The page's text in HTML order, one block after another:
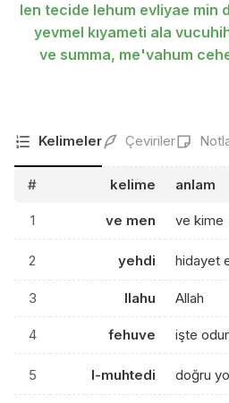
len tecide lehum evliyae min
yevmel kıyameti ala
ve summa, me'vahum
Kelimeler Çeviriler
# kelime anlam
1 ve men ve kime
2 yehdi hidayet
3 llahu Allah
4 fehuve işte odur
5 l-muhtedi doğru